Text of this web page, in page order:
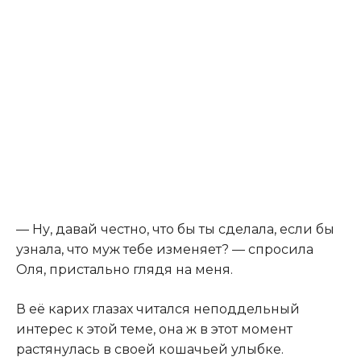
— Ну, давай честно, что бы ты сделала, если бы
узнала, что муж тебе изменяет? — спросила
Оля, пристально глядя на меня.
В её карих глазах читался неподдельный
интерес к этой теме, она ж в этот момент
растянулась в своей кошачьей улыбке.